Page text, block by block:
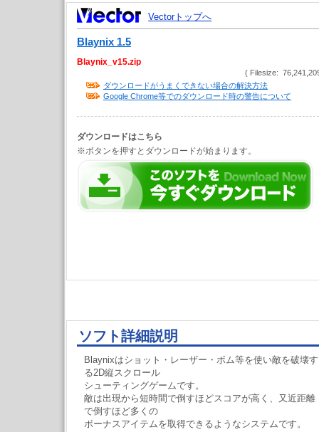
Vectorトップへ
Blaynix 1.5
Blaynix_v15.zip
( Filesize:
ダウンロードがうまくできない場合の解決方法
Google Chrome等でのダウンロード時の警告について
ダウンロードはこちら
※ボタンを押すとダウンロードが始まります。
ソフト詳細説明
Blaynixはショット・レーザー・ボム等を使い敵を破壊す
る2D縦スクロール
シューティングゲームです。
敵は出現から短時間で倒すほどスコアが高く、又近距離
で倒すほど多くの
ボーナスアイテムを取得できるようなシステムです。